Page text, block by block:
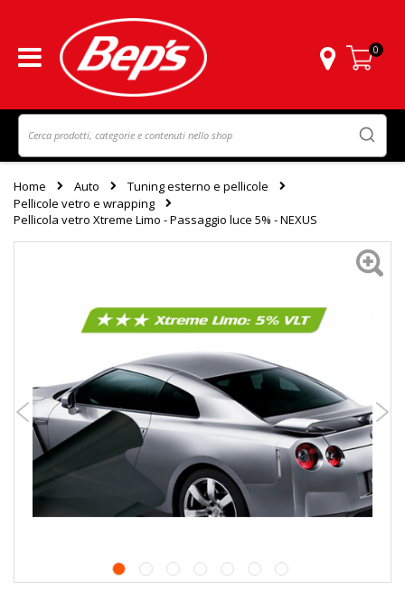
Carrello
0
Home Auto
Tuning esterno e pellicole
Pellicole vetro e wrapping
Pellicola vetro Xtreme Limo - Passaggio luce 5% - NEXUS